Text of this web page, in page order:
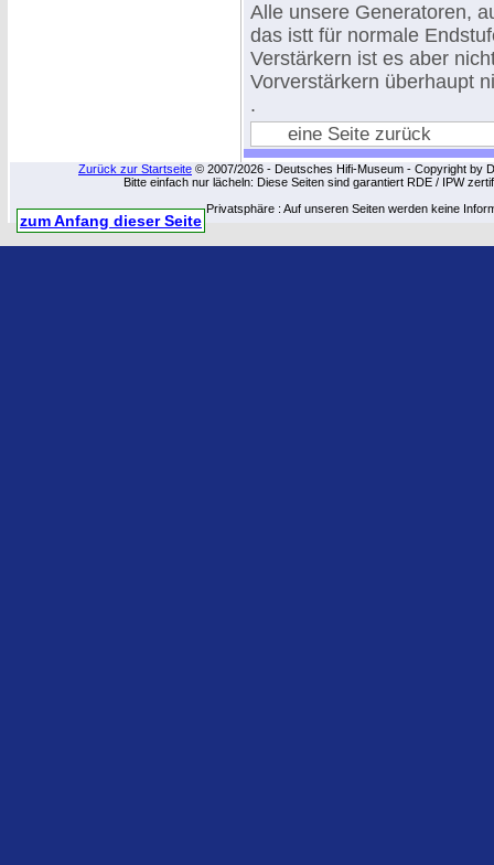
Alle unsere Generatoren,
das istt für normale
Verstärkern ist es aber
Vorverstärkern überhaupt
.
eine Seite zurück
Zurück zur Startseite © 2007/2026 - Deutsches Hifi-Museum - Copyright by
Bitte einfach nur lächeln: Diese Seiten sind garantiert RDE / IPW
Privatsphäre : Auf unseren Seiten werden keine
zum Anfang dieser Seite